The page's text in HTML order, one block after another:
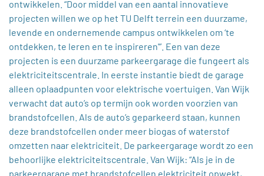
ontwikkelen. “Door middel van een aantal innovatieve
projecten willen we op het TU Delft terrein een duurzame,
levende en ondernemende campus ontwikkelen om ‘te
ontdekken, te leren en te inspireren'”. Een van deze
projecten is een duurzame parkeergarage die fungeert als
elektriciteitscentrale. In eerste instantie biedt de garage
alleen oplaadpunten voor elektrische voertuigen. Van Wijk
verwacht dat auto’s op termijn ook worden voorzien van
brandstofcellen. Als de auto’s geparkeerd staan, kunnen
deze brandstofcellen onder meer biogas of waterstof
omzetten naar elektriciteit. De parkeergarage wordt zo een
behoorlijke elektriciteitscentrale. Van Wijk: “Als je in de
parkeergarage met brandstofcellen elektriciteit opwekt,